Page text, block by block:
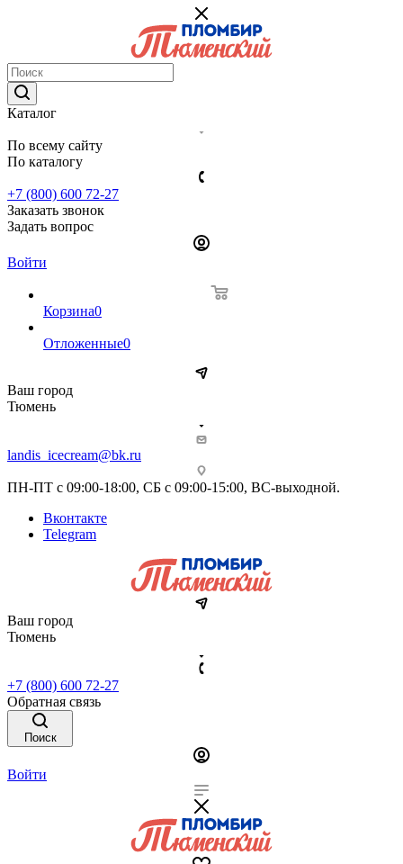
Каталог
По всему сайту
По каталогу
+7 (800) 600 72-27
Заказать звонок
Задать вопрос
Войти
Корзина0
Отложенные0
Ваш город
Тюмень
landis_icecream@bk.ru
ПН-ПТ с 09:00-18:00, СБ с 09:00-15:00, ВС-выходной.
Вконтакте
Telegram
Ваш город
Тюмень
+7 (800) 600 72-27
Обратная связь
Поиск
Войти